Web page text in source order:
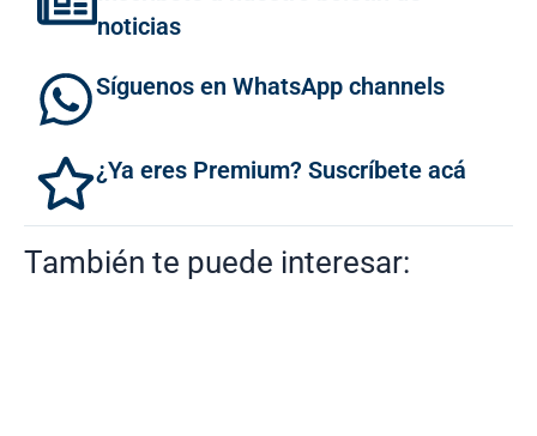
noticias
Síguenos en WhatsApp channels
¿Ya eres Premium? Suscríbete acá
También te puede interesar: